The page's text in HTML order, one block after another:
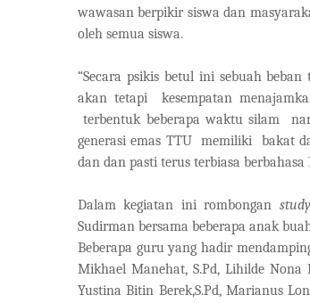
wawasan berpikir siswa dan
oleh semua siswa.
“Secara psikis betul ini sebuah
akan tetapi
kesempatan
terbentuk beberapa waktu silam
generasi emas TTU memiliki bakat
dan dan pasti terus terbiasa berbahasa
Dalam kegiatan ini rombongan
Sudirman bersama beberapa anak
Beberapa guru yang hadir
Mikhael Manehat, S.Pd, Lihilde Nona
Yustina Bitin Berek,S.Pd, Marianus